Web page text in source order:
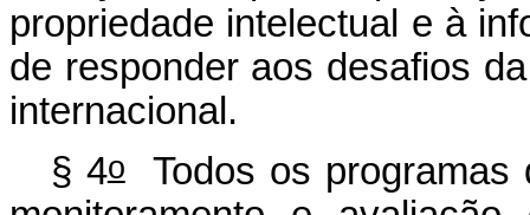
propriedade intelectual e à
de responder aos desafios
internacional.
§ 4oTodos os programas